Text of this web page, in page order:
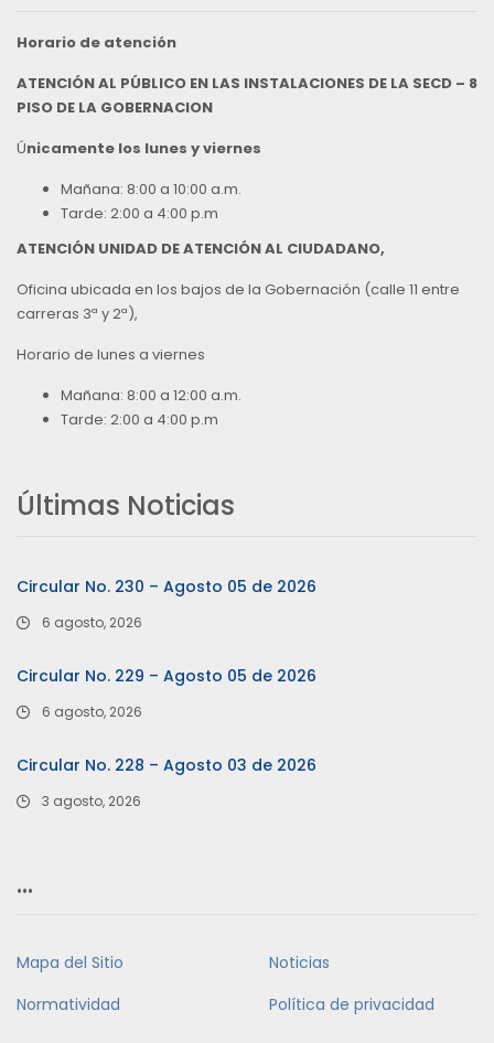
Horario de atención
ATENCIÓN AL PÚBLICO EN LAS INSTALACIONES DE LA SECD – 8
PISO DE LA GOBERNACION
Únicamente los lunes y viernes
Mañana: 8:00 a 10:00 a.m.
Tarde: 2:00 a 4:00 p.m
ATENCIÓN UNIDAD DE ATENCIÓN AL CIUDADANO,
Oficina ubicada en los bajos de la Gobernación (calle 11 entre
carreras 3ª y 2ª),
Horario de lunes a viernes
Mañana: 8:00 a 12:00 a.m.
Tarde: 2:00 a 4:00 p.m
Últimas Noticias
Circular No. 230 – Agosto 05 de 2026
6 agosto, 2026
Circular No. 229 – Agosto 05 de 2026
6 agosto, 2026
Circular No. 228 – Agosto 03 de 2026
3 agosto, 2026
…
Mapa del Sitio
Noticias
Normatividad
Política de privacidad